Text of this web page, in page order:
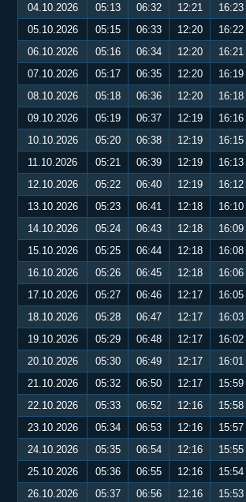
04.10.2026
05:13 06:32 12:21 16:23
05.10.2026
05:15 06:33 12:20 16:22
06.10.2026
05:16 06:34 12:20 16:21
07.10.2026
05:17 06:35 12:20 16:19
08.10.2026
05:18 06:36 12:20 16:18
09.10.2026
05:19 06:37 12:19 16:16
10.10.2026
05:20 06:38 12:19 16:15
11.10.2026
05:21 06:39 12:19 16:13
12.10.2026
05:22 06:40 12:19 16:12
13.10.2026
05:23 06:41 12:18 16:10
14.10.2026
05:24 06:43 12:18 16:09
15.10.2026
05:25 06:44 12:18 16:08
16.10.2026
05:26 06:45 12:18 16:06
17.10.2026
05:27 06:46 12:17 16:05
18.10.2026
05:28 06:47 12:17 16:03
19.10.2026
05:29 06:48 12:17 16:02
20.10.2026
05:30 06:49 12:17 16:01
21.10.2026
05:32 06:50 12:17 15:59
22.10.2026
05:33 06:52 12:16 15:58
23.10.2026
05:34 06:53 12:16 15:57
24.10.2026
05:35 06:54 12:16 15:55
25.10.2026
05:36 06:55 12:16 15:54
26.10.2026
05:37 06:56 12:16 15:53